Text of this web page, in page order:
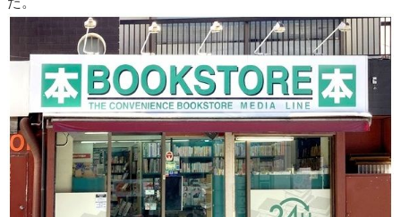
会社案内
購読・購入申し込み
サイトポリシー
お問い合わせ